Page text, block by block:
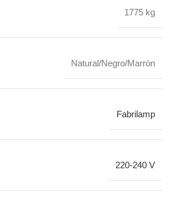
1775 kg
Natural/Negro/Marrón
Fabrilamp
220-240 V